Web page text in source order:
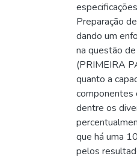
Preparação
dando um
na questão
(PRIMEIRA
quanto a
componentes
dentre os
que há uma
pelos